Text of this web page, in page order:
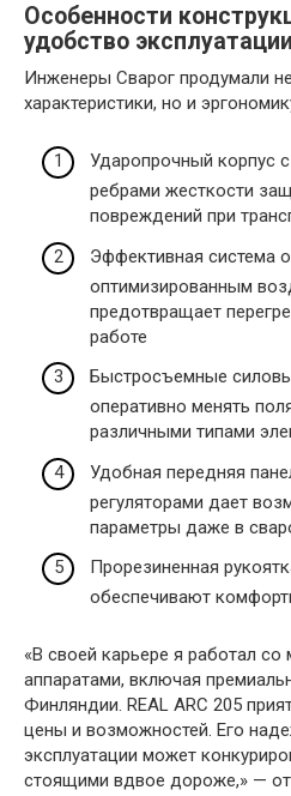
Особенности
удобство эксплуатации
Инженеры Сварог продумали
характеристики, но и
Ударопрочный корпус
ребрами жесткости
повреждений при
Эффективная система
оптимизированным
предотвращает
работе
Быстросъемные
оперативно менять
различными типами
Удобная передняя
регуляторами дает
параметры даже в
Прорезиненная
обеспечивают
«В своей карьере я работал
аппаратами, включая
Финляндии. REAL ARC 205
цены и возможностей. Его
эксплуатации может
стоящими вдвое дороже,» —